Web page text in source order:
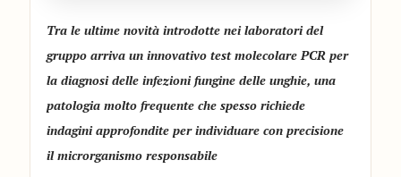
Tra le ultime novità introdotte nei laboratori del
gruppo arriva un innovativo test molecolare PCR per
la diagnosi delle infezioni fungine delle unghie, una
patologia molto frequente che spesso richiede
indagini approfondite per individuare con precisione
il microrganismo responsabile